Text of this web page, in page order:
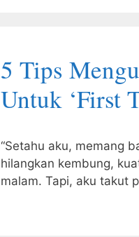
5 Tips
Untuk ‘First
“Setahu aku, memang
hilangkan kembung,
malam. Tapi, aku takut